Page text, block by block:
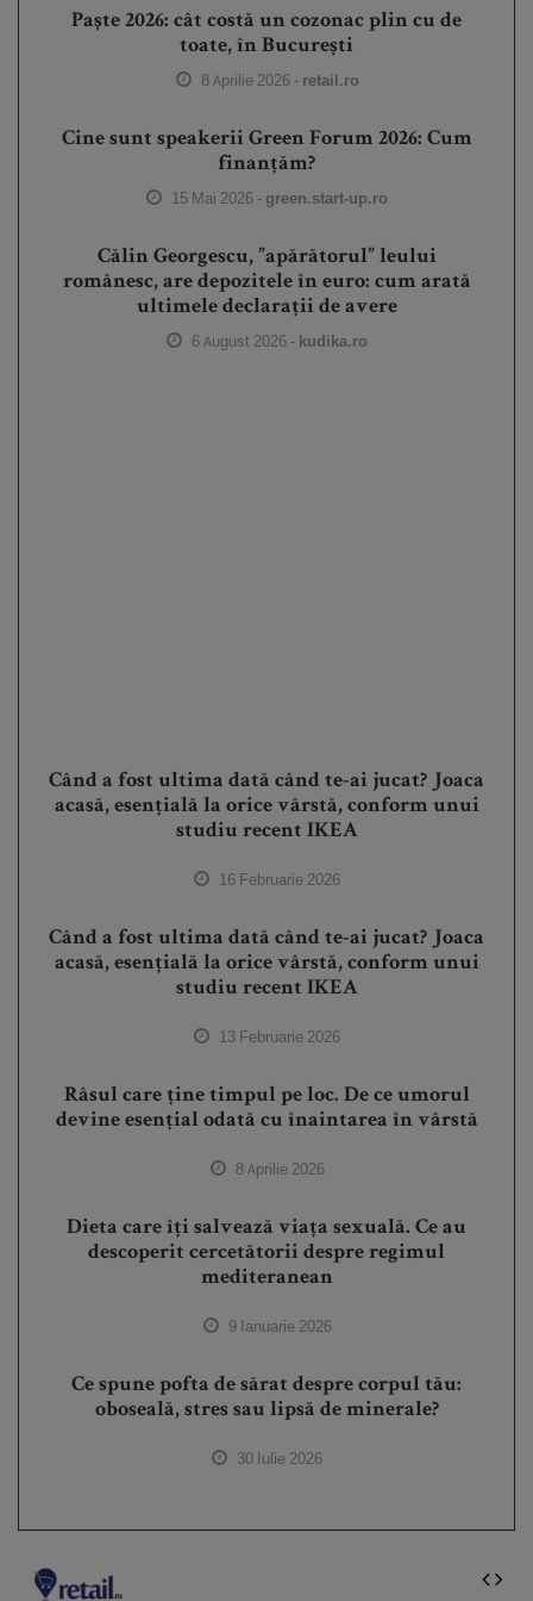
Paște 2026: cât costă un cozonac plin cu de
toate, în București
8 Aprilie 2026 - retail.ro
Cine sunt speakerii Green Forum 2026: Cum
finanțăm?
15 Mai 2026 - green.start-up.ro
Călin Georgescu, ”apărătorul” leului
românesc, are depozitele în euro: cum arată
ultimele declarații de avere
6 August 2026 - kudika.ro
Când a fost ultima dată când te-ai jucat? Joaca
acasă, esențială la orice vârstă, conform unui
studiu recent IKEA
16 Februarie 2026
Când a fost ultima dată când te-ai jucat? Joaca
acasă, esențială la orice vârstă, conform unui
studiu recent IKEA
13 Februarie 2026
Râsul care ține timpul pe loc. De ce umorul
devine esențial odată cu înaintarea în vârstă
8 Aprilie 2026
Dieta care îți salvează viața sexuală. Ce au
descoperit cercetătorii despre regimul
mediteranean
9 Ianuarie 2026
Ce spune pofta de sărat despre corpul tău:
oboseală, stres sau lipsă de minerale?
30 Iulie 2026